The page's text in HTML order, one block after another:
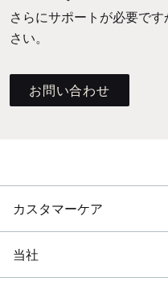
さらにサポートが必要で
さい。
お問い合わせ
カスタマーケア
当社